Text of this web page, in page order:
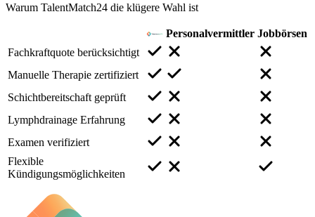
Warum TalentMatch24 die klügere Wahl ist
Personalvermittler Jobbörsen
Fachkraftquote berücksichtigt
Manuelle Therapie zertifiziert
Schichtbereitschaft geprüft
Lymphdrainage Erfahrung
Examen verifiziert
Flexible
Kündigungsmöglichkeiten